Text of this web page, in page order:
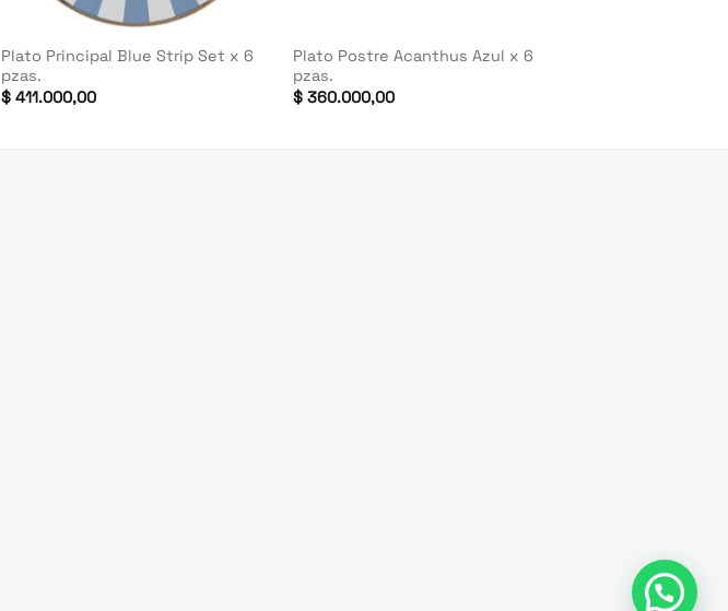
Plato Principal Blue Strip Set x 6
pzas.
$ 411.000,00
Plato Postre Acanthus Azul x 6
pzas.
$360.000,00